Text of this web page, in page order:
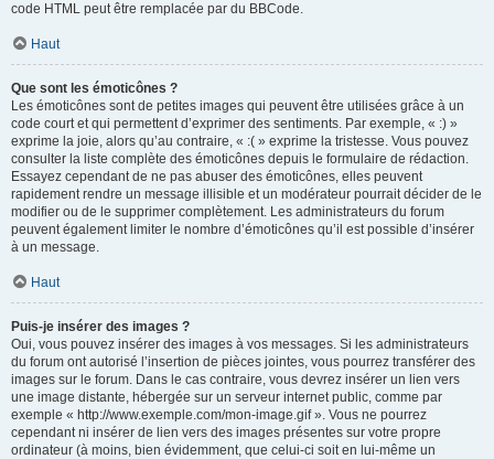
code HTML peut être remplacée par du BBCode.
Haut
Que sont les émoticônes ?
Les émoticônes sont de petites images qui peuvent être utilisées grâce à un
code court et qui permettent d’exprimer des sentiments. Par exemple, « :) »
exprime la joie, alors qu’au contraire, « :( » exprime la tristesse. Vous pouvez
consulter la liste complète des émoticônes depuis le formulaire de rédaction.
Essayez cependant de ne pas abuser des émoticônes, elles peuvent
rapidement rendre un message illisible et un modérateur pourrait décider de le
modifier ou de le supprimer complètement. Les administrateurs du forum
peuvent également limiter le nombre d’émoticônes qu’il est possible d’insérer
à un message.
Haut
Puis-je insérer des images ?
Oui, vous pouvez insérer des images à vos messages. Si les administrateurs
du forum ont autorisé l’insertion de pièces jointes, vous pourrez transférer des
images sur le forum. Dans le cas contraire, vous devrez insérer un lien vers
une image distante, hébergée sur un serveur internet public, comme par
exemple « http://www.exemple.com/mon-image.gif ». Vous ne pourrez
cependant ni insérer de lien vers des images présentes sur votre propre
ordinateur (à moins, bien évidemment, que celui-ci soit en lui-même un